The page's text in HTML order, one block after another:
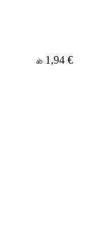
ab 1,94 €